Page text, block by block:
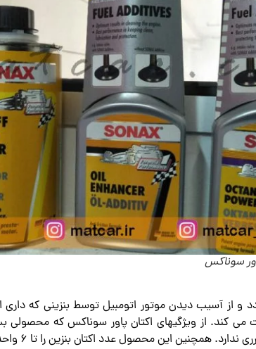
سوناکس
از آسیب دیدن موتور اتومبیل توسط بنزینی که داری
کند. از ویژگیهای اکتان پاور سوناکس که محصولی
این محصول عدد اکتان بنزین را تا 6 واحد افزایش می دهد.